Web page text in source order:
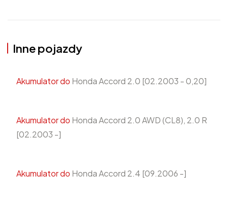
Inne pojazdy
Akumulator do Honda Accord 2.0 [02.2003 - 0,20]
Akumulator do Honda Accord 2.0 AWD (CL8), 2.0 R
[02.2003 -]
Akumulator do Honda Accord 2.4 [09.2006 -]